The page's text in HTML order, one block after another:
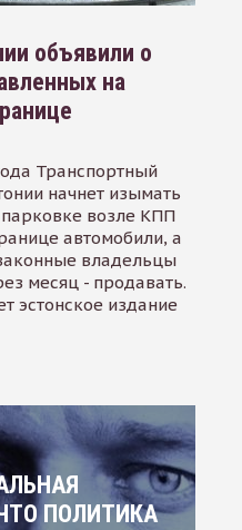
объявили о
на
Транспортный
начнет изымать
возле КПП
автомобили, а
владельцы
месяц - продавать.
эстонское издание
ПОЛИТИКА